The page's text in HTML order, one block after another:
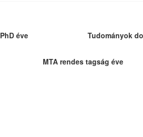
PhD éve Tudományok
MTA rendes tagság éve